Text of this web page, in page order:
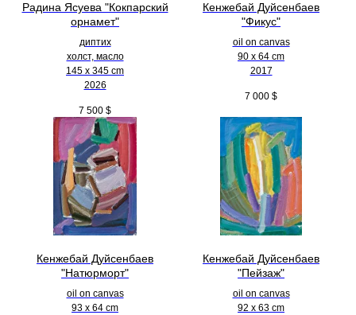
Радина Ясуева "Кокпарский
орнамет"
диптих
холст, масло
145 х 345 cm
2026
7 500 $
Кенжебай Дуйсенбаев
"Фикус"
oil on canvas
90 x 64 cm
2017
7 000 $
Кенжебай Дуйсенбаев
"Натюрморт"
oil on canvas
93 x 64 cm
Кенжебай Дуйсенбаев
"Пейзаж"
oil on canvas
92 x 63 cm